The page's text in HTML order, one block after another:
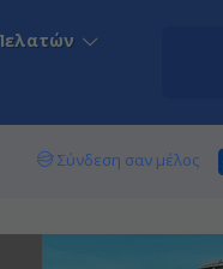
Σύνδεση σαν μέλος